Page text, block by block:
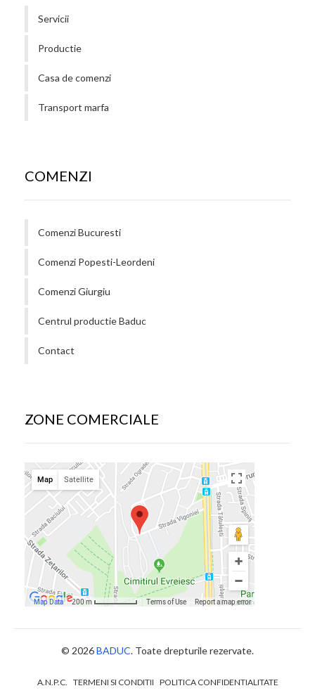
Servicii
Productie
Casa de comenzi
Transport marfa
COMENZI
Comenzi Bucuresti
Comenzi Popesti-Leordeni
Comenzi Giurgiu
Centrul productie Baduc
Contact
ZONE COMERCIALE
© 2026BADUC. Toate drepturile rezervate.
A.N.P.C. TERMENI SI CONDITII POLITICA CONFIDENTIALITATE